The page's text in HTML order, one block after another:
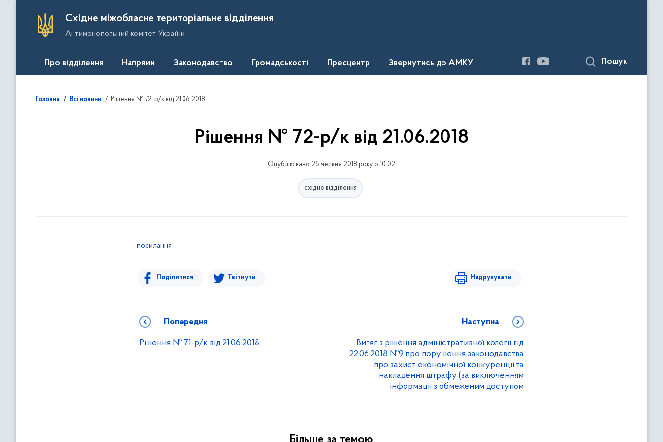
Східне міжобласне територіальне відділення
Антимонопольний комітет України
Про відділення Напрями Законодавство Громадськості Пресцентр Звернутись до АМКУ Пошук
Головна Всі новини Рішення № 72-р/к від 21.06.2018
Рішення № 72-р/к від 21.06.2018
Опубліковано 25 червня 2018 року о 10:02
східне відділення
посилання
Поділитися Твітнути Надрукувати
Попередня
Рішення № 71-р/к від 21.06.2018
Наступна
Витяг з рішення адміністративної колегії від
22.06.2018 №9 про порушення законодавства
про захист економічної конкуренції та
накладення штрафу (за виключенням
інформації з обмеженим доступом
Більше за темою